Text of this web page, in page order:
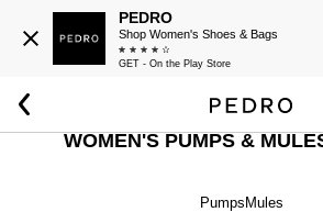
WOMEN'S PUMPS &
Pumps Mules
PEDRO
Shop Women's Shoes & Bags
GET - On the Play Store